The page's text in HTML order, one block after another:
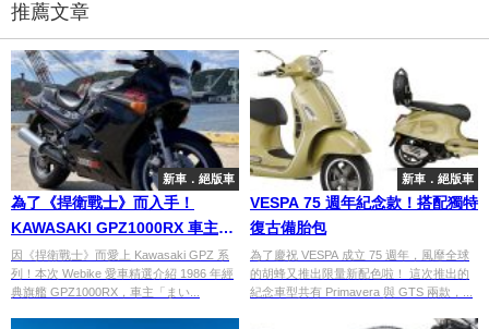
推薦文章
新車．絕版車
為了《捍衛戰士》而入手！
KAWASAKI GPZ1000RX 車主故
事：穿上G-1夾克就想騎上傳奇公
升跑旅【Webike愛車精選】
因《捍衛戰士》而愛上 Kawasaki GPZ 系
列！本次 Webike 愛車精選介紹 1986 年經
典旗艦 GPZ1000RX，車主「まい...
新車．絕版車
VESPA 75 週年紀念款！搭配獨特
復古備胎包
為了慶祝 VESPA 成立 75 週年，風靡全球
的胡蜂又推出限量新配色啦！ 這次推出的
紀念車型共有 Primavera 與 GTS 兩款，...